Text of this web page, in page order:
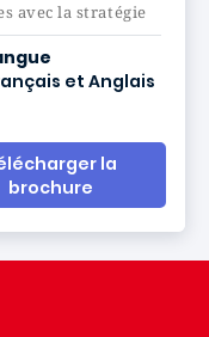
avec la stratégie
et Anglais
la
brochure